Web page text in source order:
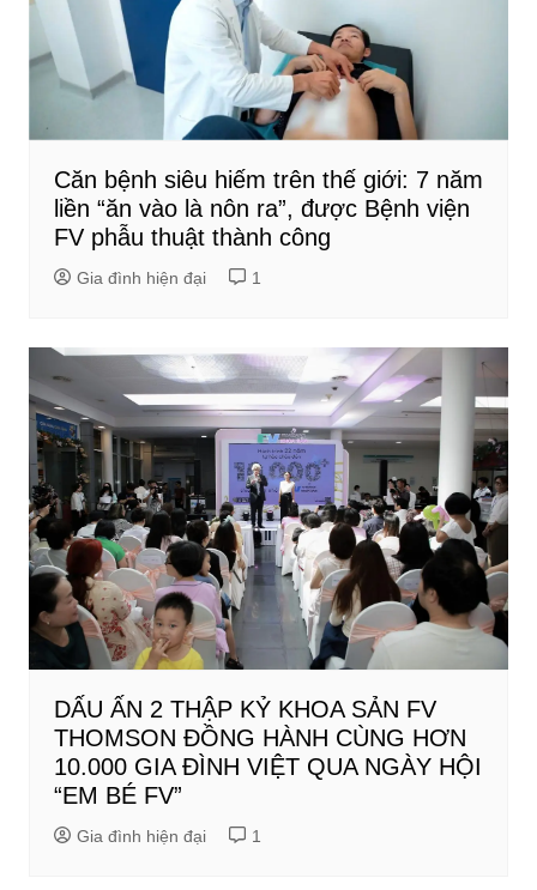
Căn bệnh siêu hiếm trên thế giới: 7 năm
liền “ăn vào là nôn ra”, được Bệnh viện
FV phẫu thuật thành công
Gia đình hiện đại 1
DẤU ẤN 2 THẬP KỶ KHOA SẢN FV
THOMSON ĐỒNG HÀNH CÙNG HƠN
10.000 GIA ĐÌNH VIỆT QUA NGÀY HỘI
“EM BÉ FV”
Gia đình hiện đại 1